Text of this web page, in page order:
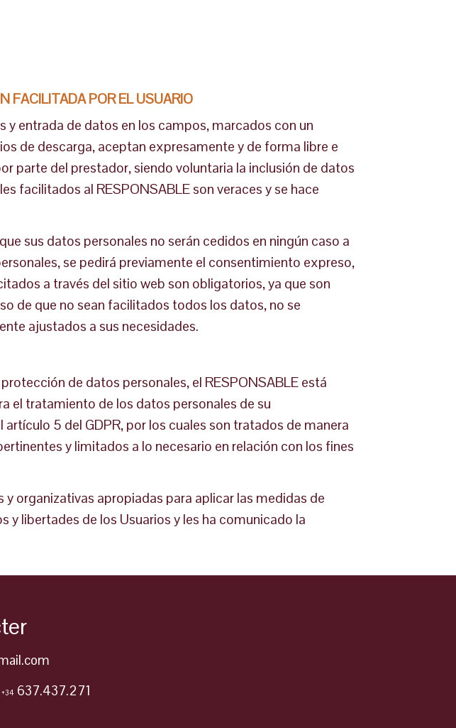
FACILITADA POR EL USUARIO
entrada de datos en los campos, marcados con un
de descarga, aceptan expresamente y de forma libre e
parte del prestador, siendo voluntaria la inclusión de datos
facilitados al RESPONSABLE son veraces y se hace
sus datos personales no serán cedidos en ningún caso a
se pedirá previamente el consentimiento expreso,
a través del sitio web son obligatorios, ya que son
de que no sean facilitados todos los datos, no se
ajustados a sus necesidades.
de datos personales, el RESPONSABLE está
el tratamiento de los datos personales de su
5 del GDPR, por los cuales son tratados de manera
y limitados a lo necesario en relación con los fines
organizativas apropiadas para aplicar las medidas de
y libertades de los Usuarios y les ha comunicado la
+34637.437.271